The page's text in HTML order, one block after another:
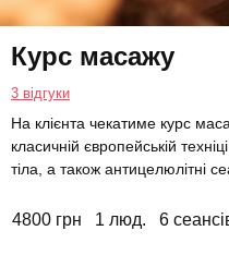
Курс масажу
3 відгуки
На клієнта чекатиме курс
класичній європейській
тіла, а також антицелюлітні
4800 грн 1 люд. 6